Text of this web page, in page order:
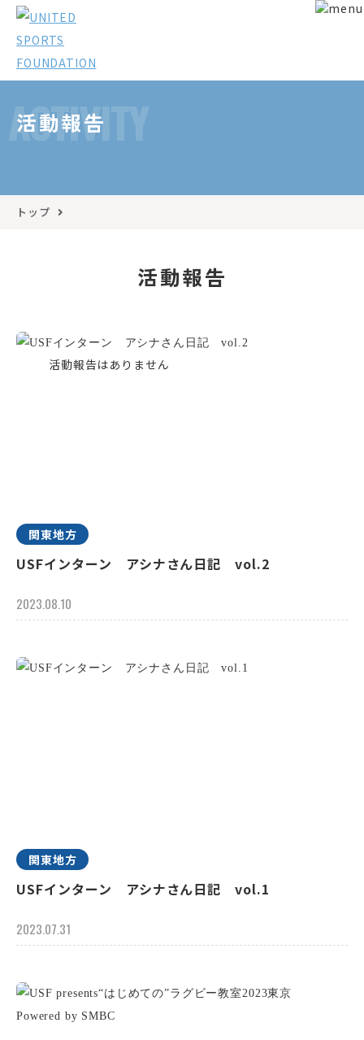
ACTIVITY
活動報告
トップ
活動報告
関東地方
USFインターン アシナさん日記 vol.2
2023.08.10
関東地方
USFインターン アシナさん日記 vol.1
2023.07.31